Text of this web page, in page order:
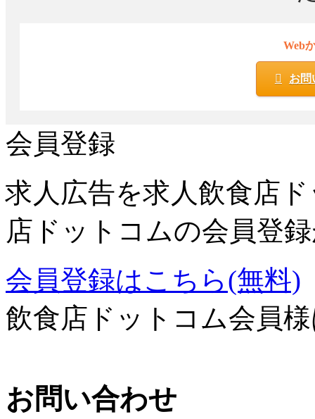
Web
お問
会員登録
求人広告を求人飲食店
店ドットコムの会員登
会員登録はこちら(無料)
飲食店ドットコム会員
お問い合わせ